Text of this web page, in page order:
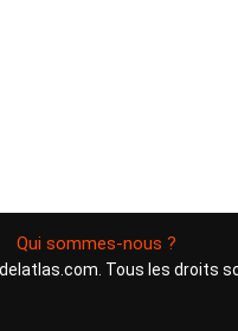
Qui sommes-nous ?
Tous les droits